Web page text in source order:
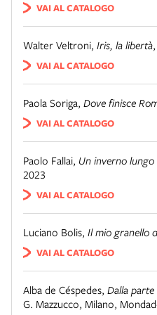
VAI AL CATALOGO
Walter Veltroni, Iris, la libertà,
VAI AL CATALOGO
Paola Soriga, Dove finisce
VAI AL CATALOGO
Paolo Fallai, Un inverno
2023
VAI AL CATALOGO
Luciano Bolis, Il mio granello
VAI AL CATALOGO
Alba de Céspedes, Dalla parte
G. Mazzucco, Milano,